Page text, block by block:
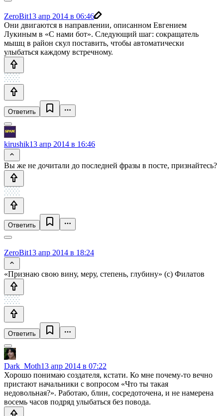
ZeroBit13 апр 2014 в 06:46
Они двигаются в направлении, описанном Евгением
Лукиным в «С нами бот». Следующий шаг: сокращатель
мышц в район скул поставить, чтобы автоматически
улыбаться каждому встречному.
Ответить
kirushik13 апр 2014 в 16:46
Вы же не дочитали до последней фразы в посте, признайтесь?
Ответить
ZeroBit13 апр 2014 в 18:24
«Признаю свою вину, меру, степень, глубину» (с) Филатов
Ответить
Dark_Moth13 апр 2014 в 07:22
Хорошо понимаю создателя, кстати. Ко мне почему-то вечно
пристают начальники с вопросом «Что ты такая
недовольная?». Работаю, блин, сосредоточена, и не намерена
восемь часов подряд улыбаться без повода.